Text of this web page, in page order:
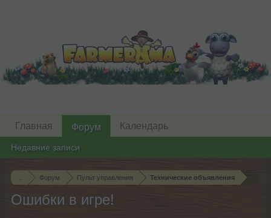
Форум Пульт управления Технические объявления
Ошибки в игре!
Главная Форум
Недавние записи
Календарь